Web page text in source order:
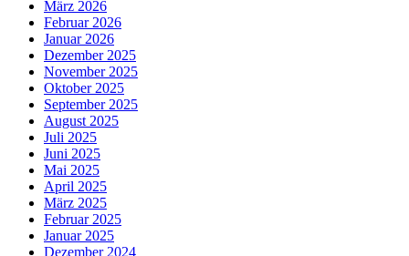
März 2026
Februar 2026
Januar 2026
Dezember 2025
November 2025
Oktober 2025
September 2025
August 2025
Juli 2025
Juni 2025
Mai 2025
April 2025
März 2025
Februar 2025
Januar 2025
Dezember 2024